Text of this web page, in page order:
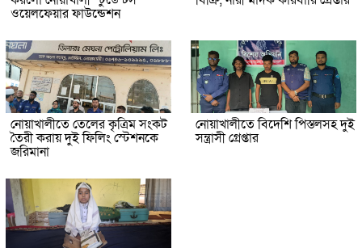
ওয়েলফেয়ার ফাউন্ডেশন
নোয়াখালীতে তেলের কৃত্রিম সংকট
তৈরী করায় দুই ফিলিং স্টেশনকে
জরিমানা
নোয়াখালীতে বিদেশি পিস্তলসহ দুই
সন্ত্রাসী গ্রেপ্তার